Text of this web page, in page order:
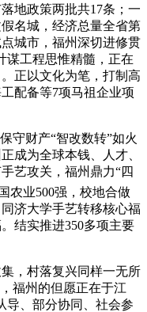
地政策两批共17条；一
名城，经济总量全省第
城市，福州深切进修贯
谋工程思惟精髓，正在
正以文化为笔，打制高
配备等7项马祖企业项
财产“智改数转”如火
成为全球本钱、人才、
艺攻关，福州鼎力“四
农业500强，校地合做
济大学手艺转移核心福
结实推进350多项主要
，村落复兴同样一无所
福州的但愿正在于江
导、部分协同、社会参